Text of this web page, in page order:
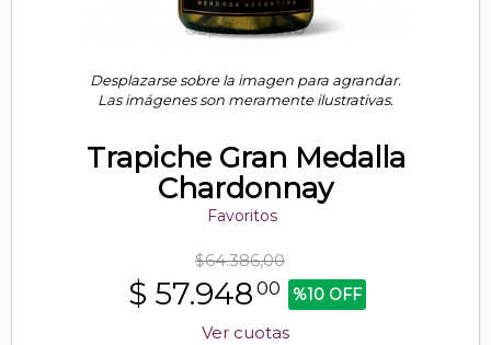
Desplazarse sobre la imagen para agrandar.
Las imágenes son meramente ilustrativas.
Trapiche Gran Medalla
Chardonnay
Favoritos
$64.386,00
$ 57.948 00 %10 OFF
Ver cuotas